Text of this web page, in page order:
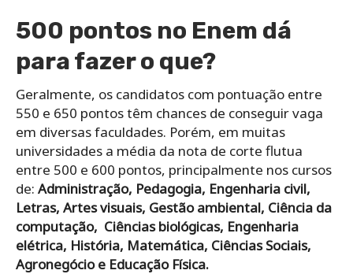
500 pontos no Enem dá
para fazer o que?
Geralmente, os candidatos com pontuação entre
550 e 650 pontos têm chances de conseguir vaga
em diversas faculdades. Porém, em muitas
universidades a média da nota de corte flutua
entre 500 e 600 pontos, principalmente nos cursos
de: Administração, Pedagogia, Engenharia civil,
Letras, Artes visuais, Gestão ambiental, Ciência da
computação, Ciências biológicas, Engenharia
elétrica, História, Matemática, Ciências Sociais,
Agronegócio e Educação Física.